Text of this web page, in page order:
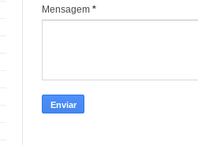
Mensagem *